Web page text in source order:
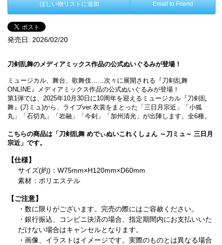
ほしい物リストに追加 Email to Friend
発売日: 2026/02/20
刀剣乱舞のメディアミックス作品の公式ぬいぐるみが登場！
ミュージカル、舞台、歌舞伎……次々に展開される『刀剣乱舞
ONLINE』メディアミックス作品の公式ぬいぐるみが登場！
第1弾では、2025年10月30日に10周年を迎えるミュージカル『刀剣乱
舞』(刀ミュ)から、ライブver.衣裳をまとった「三日月宗近」「小狐
丸」「石切丸」「岩融」「今剣」「加州清光」が出陣します。全6種。
こちらの商品は「刀剣乱舞 めでぃぬいこれくしょん ～刀ミュ～ 三日月
宗近」です。
【仕様】
サイズ(約)：W75mm×H120mm×D60mm
素材：ポリエステル
【ご注意】
・数に限りがございます。完売の際にはご容赦ください。
・銀行振込、コンビニ決済の場合、指定期間内にお支払いいた
だけない場合はキャンセルとなります。
・画像、イラストはイメージです。実際のものとは異なる場合